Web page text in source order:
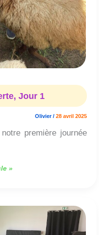
Jour 1
Olivier/ 28 avril 2025
première journée
»